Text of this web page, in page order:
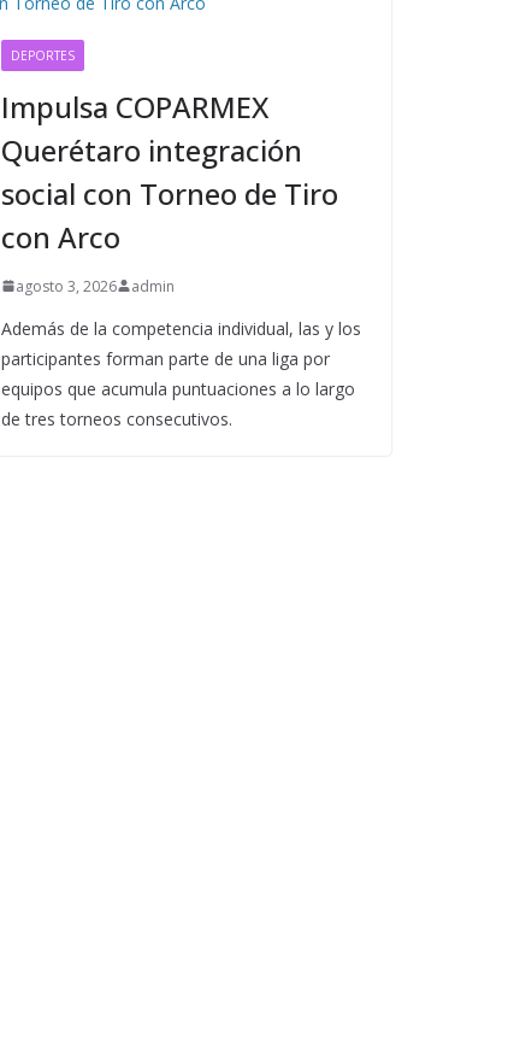
DEPORTES
Impulsa COPARMEX
Querétaro integración
social con Torneo de Tiro
con Arco
agosto 3, 2026 admin
Además de la competencia individual, las y los
participantes forman parte de una liga por
equipos que acumula puntuaciones a lo largo
de tres torneos consecutivos.